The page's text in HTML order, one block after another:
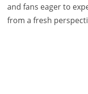
and fans eager to
from a fresh